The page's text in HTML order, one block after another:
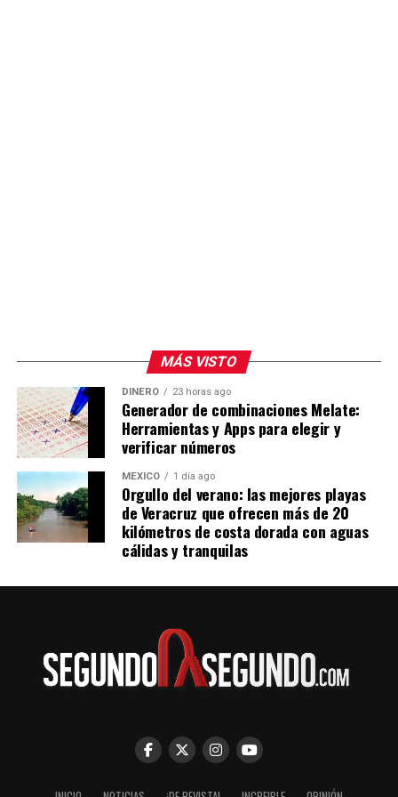
MÁS VISTO
DINERO 23 horas ago
Generador de combinaciones Melate:
Herramientas y Apps para elegir y
verificar números
MÉXICO 1 día ago
Orgullo del verano: las mejores playas
de Veracruz que ofrecen más de 20
kilómetros de costa dorada con aguas
cálidas y tranquilas